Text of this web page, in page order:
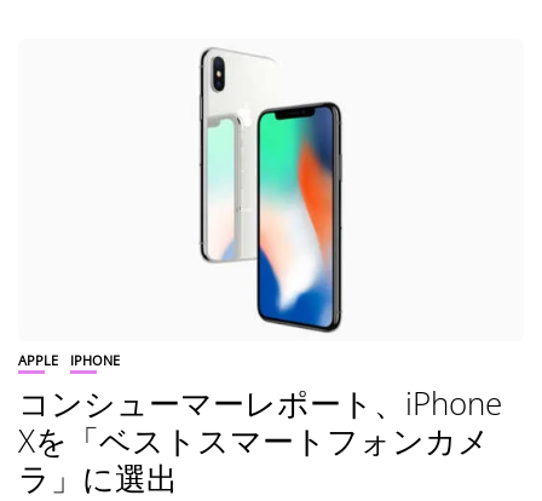
APPLE IPHONE
コンシューマーレポート、iPhone
Xを「ベストスマートフォンカメ
ラ」に選出